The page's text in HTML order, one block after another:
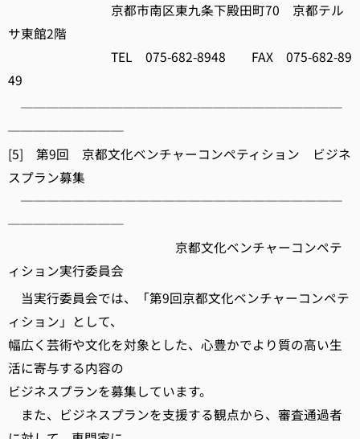
京都市南区東九条下殿田町70 京都テル
サ東館2階
TEL 075-682-8948 FAX 075-682-89
49
─────────────────────────
─────────
[5] 第9回 京都文化ベンチャーコンペティション ビジネ
スプラン募集
─────────────────────────
─────────
京都文化ベンチャーコンペテ
ィション実行委員会
当実行委員会では、「第9回京都文化ベンチャーコンペテ
ィション」として、
幅広く芸術や文化を対象とした、心豊かでより質の高い生
活に寄与する内容の
ビジネスプランを募集しています。
また、ビジネスプランを支援する観点から、審査通過者